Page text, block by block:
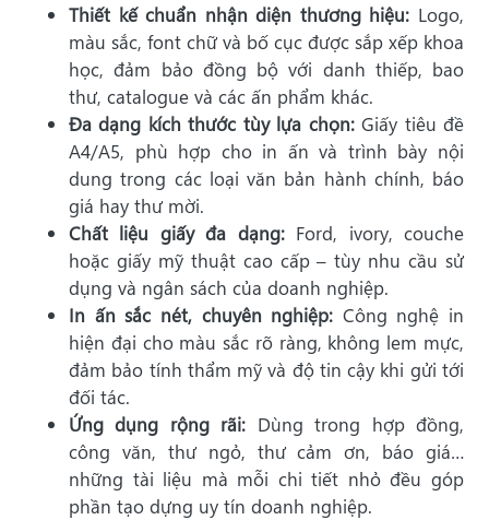
Thiết kế chuẩn nhận diện thương hiệu: Logo,
màu sắc, font chữ và bố cục được sắp xếp khoa
học, đảm bảo đồng bộ với danh thiếp, bao
thư, catalogue và các ấn phẩm khác.
Đa dạng kích thước tùy lựa chọn:Giấy tiêu đề
A4/A5, phù hợp cho in ấn và trình bày nội
dung trong các loại văn bản hành chính, báo
giá hay thư mời.
Chất liệu giấy đa dạng: Ford, ivory, couche
hoặc giấy mỹ thuật cao cấp – tùy nhu cầu sử
dụng và ngân sách của doanh nghiệp.
In ấn sắc nét, chuyên nghiệp: Công nghệ in
hiện đại cho màu sắc rõ ràng, không lem mực,
đảm bảo tính thẩm mỹ và độ tin cậy khi gửi tới
đối tác.
Ứng dụng rộng rãi: Dùng trong hợp đồng,
công văn, thư ngỏ, thư cảm ơn, báo giá…
những tài liệu mà mỗi chi tiết nhỏ đều góp
phần tạo dựng uy tín doanh nghiệp.